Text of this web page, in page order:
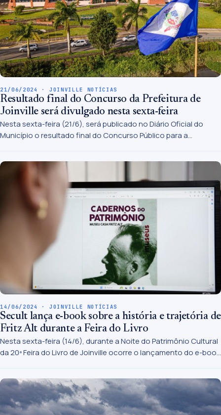
21/06/2024 · JOINVILLE NOTÍCIAS
Resultado final do Concurso da Prefeitura de
Joinville será divulgado nesta sexta-feira
Nesta sexta-feira (21/6), será publicado no Diário Oficial do
Município o resultado final do Concurso Público para a
site do Ibade, banca responsável pela realização do certame.
14/06/2024 · JOINVILLE NOTÍCIAS
Secult lança e-book sobre a história e trajetória de
Fritz Alt durante a Feira do Livro
Nesta sexta-feira (14/6), durante a Noite do Patrimônio Cultural
da 20ª Feira do Livro de Joinville ocorre o lançamento do e-book
enquanto morava na Alemanha e sua chegada a Joinville em
1922, cidade que escolheu viver e desenvolver todo o seu
talento artístico.